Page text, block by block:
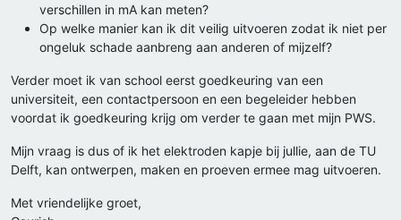
verschillen in mA kan meten?
Op welke manier kan ik dit veilig uitvoeren zodat ik niet per
ongeluk schade aanbreng aan anderen of mijzelf?
Verder moet ik van school eerst goedkeuring van een
universiteit, een contactpersoon en een begeleider hebben
voordat ik goedkeuring krijg om verder te gaan met mijn PWS.
Mijn vraag is dus of ik het elektroden kapje bij jullie, aan de TU
Delft, kan ontwerpen, maken en proeven ermee mag uitvoeren.
Met vriendelijke groet,